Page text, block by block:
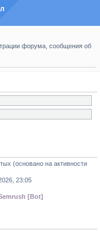
форума, сообщения об
(основано на активности
23:05
[Bot]